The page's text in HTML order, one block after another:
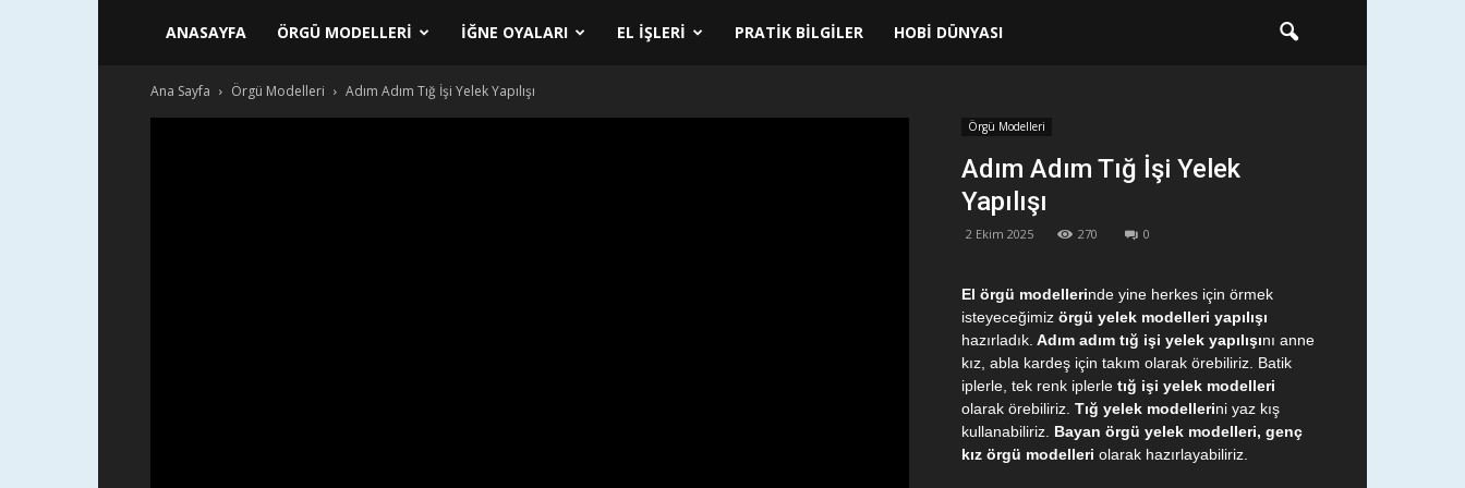
ANASAYFA ÖRGÜ MODELLERI İĞNE OYALARI EL İŞLERI PRATIK BILGILER HOBI DÜNYASI
Ana Sayfa Örgü Modelleri Adım Adım Tığ İşi Yelek Yapılışı
Örgü Modelleri
Adım Adım Tığ İşi Yelek
Yapılışı
2 Ekim 2025 270 0
El örgü modellerinde yine herkes için örmek
isteyeceğimiz örgü yelek modelleri yapılışı
hazırladık. Adım adım tığ işi yelek yapılışını anne
kız, abla kardeş için takım olarak örebiliriz. Batik
iplerle, tek renk iplerle tığ işi yelek modelleri
olarak örebiliriz. Tığ yelek modellerini yaz kış
kullanabiliriz. Bayan örgü yelek modelleri, genç
kız örgü modelleri olarak hazırlayabiliriz.